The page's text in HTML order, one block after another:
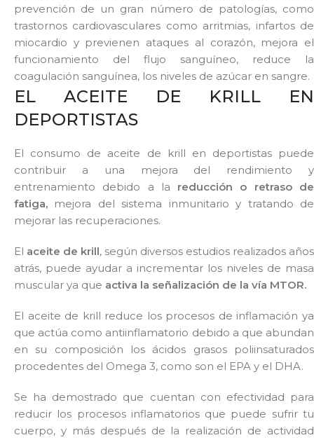
prevención de un gran número de patologías, como
trastornos cardiovasculares como arritmias, infartos de
miocardio y previenen ataques al corazón, mejora el
funcionamiento del flujo sanguíneo, reduce la
coagulación sanguínea, los niveles de azúcar en sangre.
EL ACEITE DE KRILL EN
DEPORTISTAS
El consumo de aceite de krill en deportistas puede
contribuir a una mejora del rendimiento y
entrenamiento debido a la reducción o retraso de
fatiga, mejora del sistema inmunitario y tratando de
mejorar las recuperaciones.
El aceite de krill, según diversos estudios realizados años
atrás, puede ayudar a incrementar los niveles de masa
muscular ya que activa la señalización de la vía MTOR.
El aceite de krill reduce los procesos de inflamación ya
que actúa como antiinflamatorio debido a que abundan
en su composición los ácidos grasos poliinsaturados
procedentes del Omega 3, como son el EPA y el DHA.
Se ha demostrado que cuentan con efectividad para
reducir los procesos inflamatorios que puede sufrir tu
cuerpo, y más después de la realización de actividad